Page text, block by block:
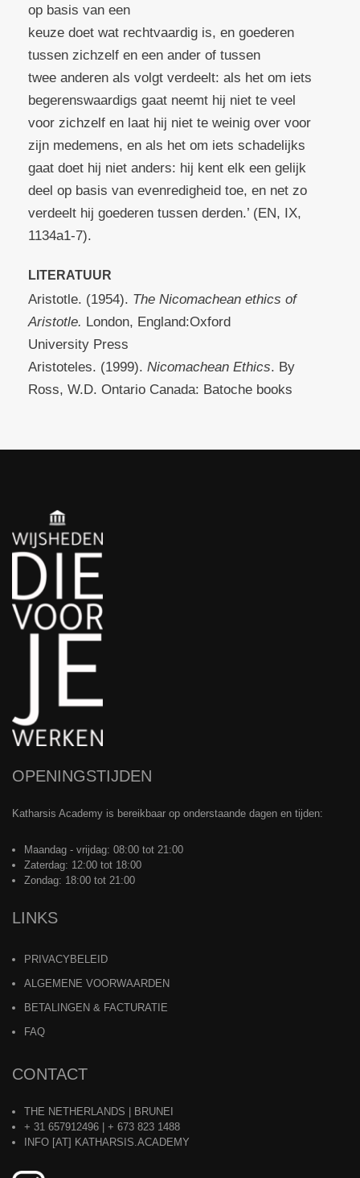
op basis van een
keuze doet wat rechtvaardig is, en goederen
tussen zichzelf en een ander of tussen
twee anderen als volgt verdeelt: als het om iets
begerenswaardigs gaat neemt hij niet te veel
voor zichzelf en laat hij niet te weinig over voor
zijn medemens, en als het om iets schadelijks
gaat doet hij niet anders: hij kent elk een gelijk
deel op basis van evenredigheid toe, en net zo
verdeelt hij goederen tussen derden.’ (EN, IX,
1134a1-7).
LITERATUUR
Aristotle. (1954). The Nicomachean ethics of
Aristotle. London, England:Oxford
University Press
Aristoteles. (1999). Nicomachean Ethics. By
Ross, W.D. Ontario Canada: Batoche books
OPENINGSTIJDEN
Katharsis Academy is bereikbaar op onderstaande dagen en tijden:
Maandag - vrijdag: 08:00 tot 21:00
Zaterdag: 12:00 tot 18:00
Zondag: 18:00 tot 21:00
LINKS
PRIVACYBELEID
ALGEMENE VOORWAARDEN
BETALINGEN & FACTURATIE
FAQ
CONTACT
THE NETHERLANDS | BRUNEI
+ 31 657912496 | + 673 823 1488
INFO [AT] KATHARSIS.ACADEMY